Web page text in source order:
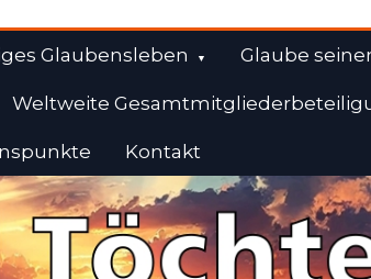
Glaubensleben Glaube
Weltweite
Kontakt